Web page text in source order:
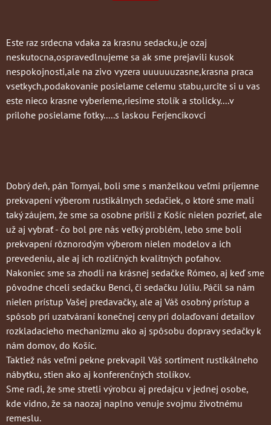
Este raz srdecna vdaka za krasnu sedacku,je ozaj
neskutocna,ospravedlnujeme sa ak sme prejavili kusok
nespokojnosti,ale na zivo vyzera uuuuuuzasne,krasna praca
vsetkych,podakovanie posielame celemu stabu,urcite si u vas
este nieco krasne vyberieme,riesime stolík a stolicky....v
prilohe posielame fotky.....s laskou Ferjencikovci
Dobrý deň, pán Tornyai, boli sme s manželkou veľmi príjemne
prekvapení výberom rustikálnych sedačiek, o ktoré sme mali
taký záujem, že sme sa osobne prišli z Košíc nielen pozrieť, ale
už aj vybrať - čo bol pre nás veľký problém, lebo sme boli
prekvapení rôznorodým výberom nielen modelov a ich
prevedeniu, ale aj ich rozličných kvalitných poťahov.
Nakoniec sme sa zhodli na krásnej sedačke Rómeo, aj keď sme
pôvodne chceli sedačku Benci, či sedačku Júliu. Páčil sa nám
nielen prístup Vašej predavačky, ale aj Váš osobný prístup a
spôsob pri uzatváraní konečnej ceny pri dolaďovaní detailov
rozkladacieho mechanizmu ako aj spôsobu dopravy sedačky k
nám domov, do Košíc.
Taktiež nás veľmi pekne prekvapil Váš sortiment rustikálneho
nábytku, stien ako aj konferenčných stolíkov.
Sme radi, že sme stretli výrobcu aj predajcu v jednej osobe,
kde vidno, že sa naozaj naplno venuje svojmu životnému
remeslu.